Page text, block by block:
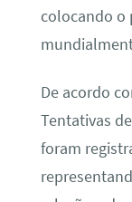
colocando o
De acordo
Tentativas
foram